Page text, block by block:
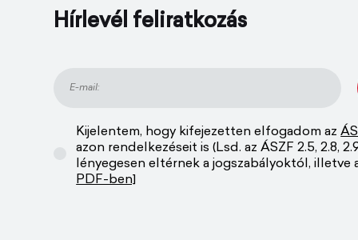
Hírlevél feliratkozás
Kijelentem, hogy kifejezetten elfogadom az
azon rendelkezéseit is (Lsd. az ÁSZF 2.5, 2.8,
lényegesen eltérnek a jogszabályoktól, illetve
PDF-ben]